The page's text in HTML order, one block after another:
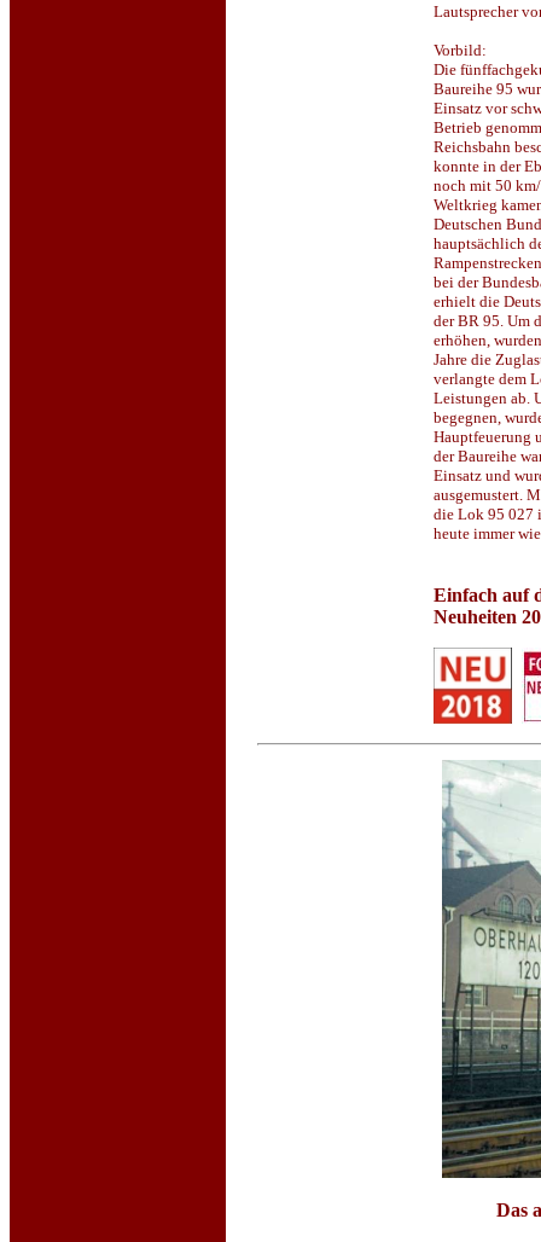
Lautsprecher
Vorbild:
Die
Baureihe 95
Einsatz vor
Betrieb
Reichsbahn
konnte in der
noch mit 50
Weltkrieg
Deutschen
hauptsächlich
bei der
erhielt die
der BR 95. Um
erhöhen,
Jahre die
verlangte dem
Leistungen ab.
begegnen,
Hauptfeuerung
der Baureihe
Einsatz und
ausgemustert.
die Lok 95 027
heute immer
Einfach auf
Neuheiten
Das